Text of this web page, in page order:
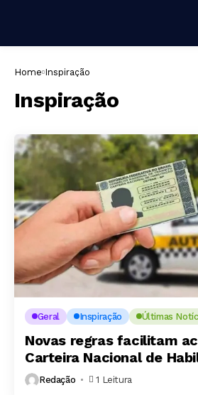
Home Inspiração
Inspiração
Geral Inspiração Últimas
Novas regras facilitam
Carteira Nacional de
Redação 1 Leitura